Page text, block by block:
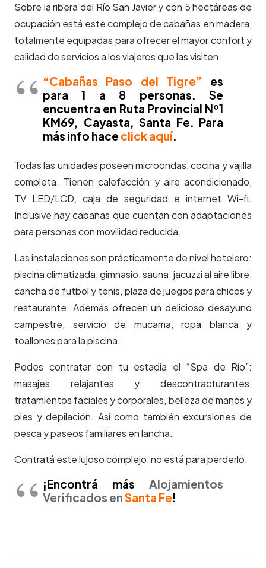
Sobre la ribera del Río San Javier y con 5 hectáreas de
ocupación está este complejo de cabañas en madera,
totalmente equipadas para ofrecer el mayor confort y
calidad de servicios a los viajeros que las visiten.
“Cabañas Paso del Tigre” es
para 1 a 8 personas. Se
encuentra en Ruta Provincial Nº1
KM69, Cayasta, Santa Fe. Para
más info hace click aquí.
Todas las unidades poseen microondas, cocina y vajilla
completa. Tienen calefacción y aire acondicionado,
TV LED/LCD, caja de seguridad e internet Wi-fi.
Inclusive hay cabañas que cuentan con adaptaciones
para personas con movilidad reducida.
Las instalaciones son prácticamente de nivel hotelero:
piscina climatizada, gimnasio, sauna, jacuzzi al aire libre,
cancha de futbol y tenis, plaza de juegos para chicos y
restaurante. Además ofrecen un delicioso desayuno
campestre, servicio de mucama, ropa blanca y
toallones para la piscina.
Podes contratar con tu estadía el “Spa de Río”:
masajes relajantes y descontracturantes,
tratamientos faciales y corporales, belleza de manos y
pies y depilación. Así como también excursiones de
pesca y paseos familiares en lancha.
Contratá este lujoso complejo, no está para perderlo.
¡Encontrá más Alojamientos
Verificados enSanta Fe!